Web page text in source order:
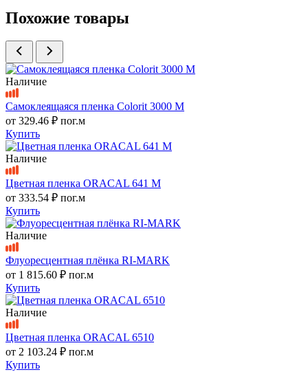
Похожие товары
Наличие
Самоклеящаяся пленка Colorit 3000 M
от 329.46 ₽ пог.м
Купить
Наличие
Цветная пленка ORACAL 641 M
от 333.54 ₽ пог.м
Купить
Наличие
Флуоресцентная плёнка RI-MARK
от 1 815.60 ₽ пог.м
Купить
Наличие
Цветная пленка ORACAL 6510
от 2 103.24 ₽ пог.м
Купить